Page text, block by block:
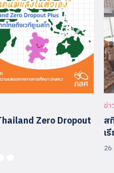
Zero Dropout
ข่า
ส
เ
26